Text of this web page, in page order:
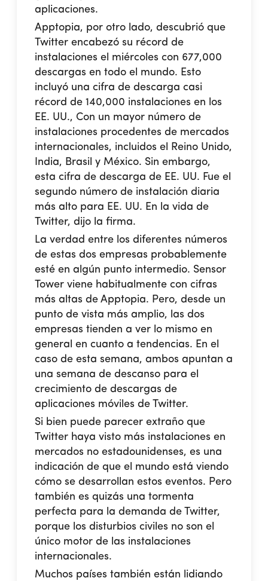
aplicaciones.
Apptopia, por otro lado, descubrió que
Twitter encabezó su récord de
instalaciones el miércoles con 677,000
descargas en todo el mundo. Esto
incluyó una cifra de descarga casi
récord de 140,000 instalaciones en los
EE. UU., Con un mayor número de
instalaciones procedentes de mercados
internacionales, incluidos el Reino Unido,
India, Brasil y México. Sin embargo,
esta cifra de descarga de EE. UU. Fue el
segundo número de instalación diaria
más alto para EE. UU. En la vida de
Twitter, dijo la firma.
La verdad entre los diferentes números
de estas dos empresas probablemente
esté en algún punto intermedio. Sensor
Tower viene habitualmente con cifras
más altas de Apptopia. Pero, desde un
punto de vista más amplio, las dos
empresas tienden a ver lo mismo en
general en cuanto a tendencias. En el
caso de esta semana, ambos apuntan a
una semana de descanso para el
crecimiento de descargas de
aplicaciones móviles de Twitter.
Si bien puede parecer extraño que
Twitter haya visto más instalaciones en
mercados no estadounidenses, es una
indicación de que el mundo está viendo
cómo se desarrollan estos eventos. Pero
también es quizás una tormenta
perfecta para la demanda de Twitter,
porque los disturbios civiles no son el
único motor de las instalaciones
internacionales.
Muchos países también están lidiando